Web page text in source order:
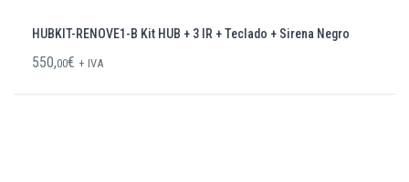
HUBKIT-RENOVE1-B Kit HUB + 3 IR + Teclado + Sirena Negro
550,00€ + IVA